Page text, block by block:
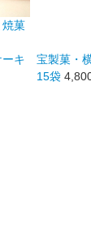
焼菓
キ
宝製菓・
15袋